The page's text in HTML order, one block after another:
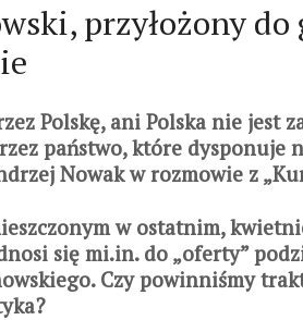
przyłożony do
Polskę, ani Polska nie jest
państwo, które dysponuje
Nowak w rozmowie z
w ostatnim,
się mi.in. do „oferty”
Czy powinniśmy